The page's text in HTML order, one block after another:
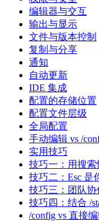
编辑器与交互
输出与显示
文件与版本控制
复制与分享
通知
自动更新
IDE 集成
配置的存储位置
配置文件层级
全局配置
手动编辑 vs /
实用技巧
技巧一：用搜索
技巧二：Esc 是
技巧三：团队
技巧四：结合 /
/config vs 直接